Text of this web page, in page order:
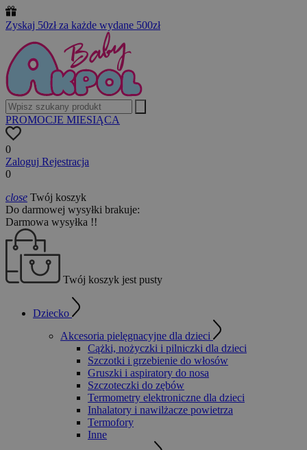
Zyskaj 50zł za każde wydane 500zł
PROMOCJE MIESIĄCA
0
Zaloguj Rejestracja
0
close Twój koszyk
Do darmowej wysyłki brakuje:
Darmowa wysyłka !!
Twój koszyk jest pusty
Dziecko
Akcesoria pielęgnacyjne dla dzieci
Cążki, nożyczki i pilniczki dla dzieci
Szczotki i grzebienie do włosów
Gruszki i aspiratory do nosa
Szczoteczki do zębów
Termometry elektroniczne dla dzieci
Inhalatory i nawilżacze powietrza
Termofory
Inne